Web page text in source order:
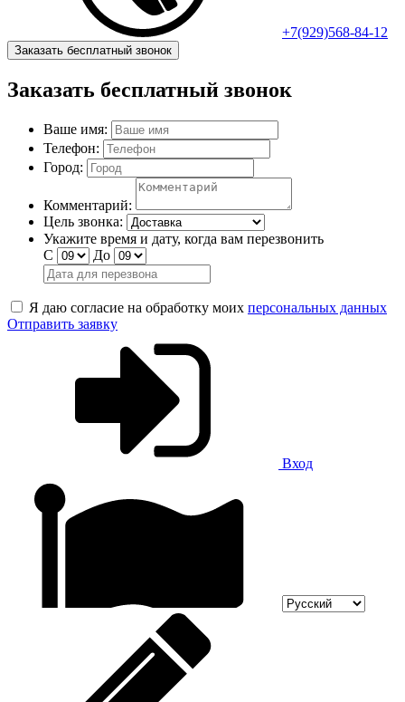
+7(929)568-84-12
Заказать бесплатный звонок
Заказать бесплатный звонок
Ваше имя:
Телефон:
Город:
Комментарий:
Цель звонка:
Укажите время и дату, когда вам перезвонить
С
До
Я даю согласие на обработку моих персональных данных
Отправить заявку
Вход